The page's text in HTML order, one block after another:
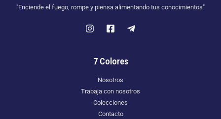
"Enciende el fuego, rompe y piensa alimentando tus conocimientos"
7 Colores
Nosotros
Trabaja con nosotros
Colecciones
Contacto